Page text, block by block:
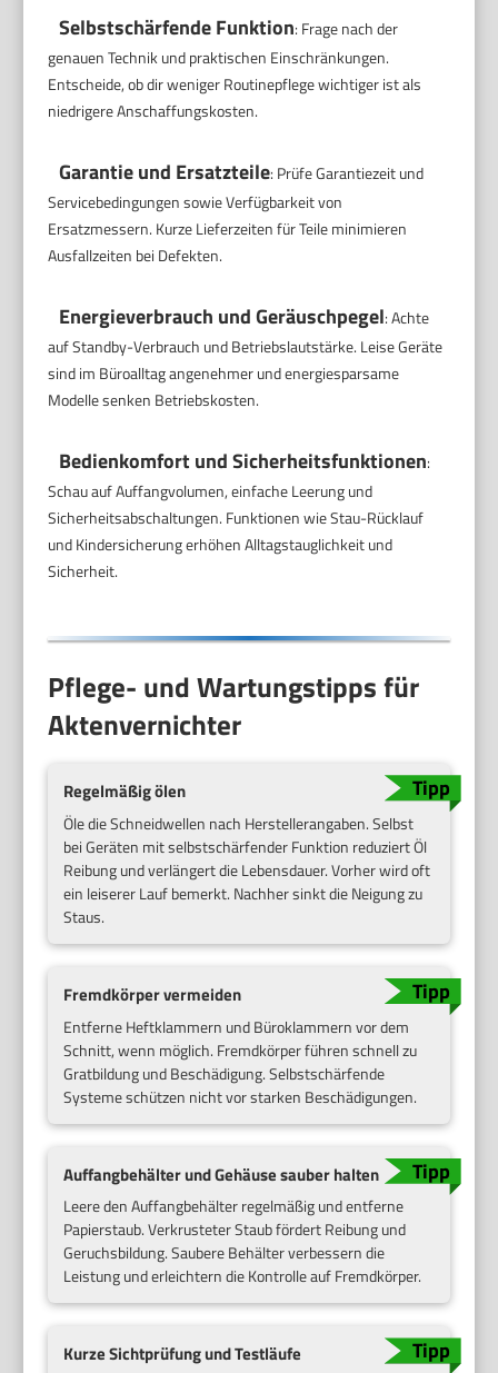
Selbstschärfende Funktion: Frage nach der
genauen Technik und praktischen Einschränkungen.
Entscheide, ob dir weniger Routinepflege wichtiger ist als
niedrigere Anschaffungskosten.
Garantie und Ersatzteile: Prüfe Garantiezeit und
Servicebedingungen sowie Verfügbarkeit von
Ersatzmessern. Kurze Lieferzeiten für Teile minimieren
Ausfallzeiten bei Defekten.
Energieverbrauch und Geräuschpegel: Achte
auf Standby-Verbrauch und Betriebslautstärke. Leise Geräte
sind im Büroalltag angenehmer und energiesparsame
Modelle senken Betriebskosten.
Bedienkomfort und Sicherheitsfunktionen:
Schau auf Auffangvolumen, einfache Leerung und
Sicherheitsabschaltungen. Funktionen wie Stau-Rücklauf
und Kindersicherung erhöhen Alltagstauglichkeit und
Sicherheit.
Pflege- und Wartungstipps für
Aktenvernichter
Regelmäßig ölen
Öle die Schneidwellen nach Herstellerangaben. Selbst
bei Geräten mit selbstschärfender Funktion reduziert Öl
Reibung und verlängert die Lebensdauer. Vorher wird oft
ein leiserer Lauf bemerkt. Nachher sinkt die Neigung zu
Staus.
Fremdkörper vermeiden
Entferne Heftklammern und Büroklammern vor dem
Schnitt, wenn möglich. Fremdkörper führen schnell zu
Gratbildung und Beschädigung. Selbstschärfende
Systeme schützen nicht vor starken Beschädigungen.
Auffangbehälter und Gehäuse sauber halten
Leere den Auffangbehälter regelmäßig und entferne
Papierstaub. Verkrusteter Staub fördert Reibung und
Geruchsbildung. Saubere Behälter verbessern die
Leistung und erleichtern die Kontrolle auf Fremdkörper.
Kurze Sichtprüfung und Testläufe